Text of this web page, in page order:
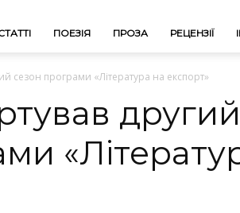
ПОЕЗІЯ ПРОЗА РЕЦЕНЗІЇ
сезон програми «Література на експорт»
другий